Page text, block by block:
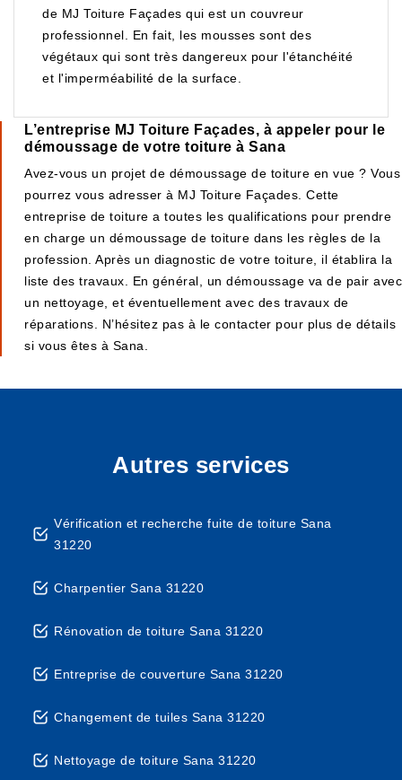
de MJ Toiture Façades qui est un couvreur
professionnel. En fait, les mousses sont des
végétaux qui sont très dangereux pour l'étanchéité
et l'imperméabilité de la surface.
L’entreprise MJ Toiture Façades, à appeler pour le
démoussage de votre toiture à Sana
Avez-vous un projet de démoussage de toiture en vue ? Vous
pourrez vous adresser à MJ Toiture Façades. Cette
entreprise de toiture a toutes les qualifications pour prendre
en charge un démoussage de toiture dans les règles de la
profession. Après un diagnostic de votre toiture, il établira la
liste des travaux. En général, un démoussage va de pair avec
un nettoyage, et éventuellement avec des travaux de
réparations. N’hésitez pas à le contacter pour plus de détails
si vous êtes à Sana.
Autres services
Vérification et recherche fuite de toiture Sana
31220
Charpentier Sana 31220
Rénovation de toiture Sana 31220
Entreprise de couverture Sana 31220
Changement de tuiles Sana 31220
Nettoyage de toiture Sana 31220